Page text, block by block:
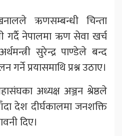
खनालले ऋणसम्बन्धी चिन्ता
गर्दै नेपालमा ऋण सेवा खर्च
सुरेन्द्र पाण्डेले बन्द
गर्ने प्रयासमाथि प्रश्न उठाए।
अध्यक्ष अञ्जन श्रेष्ठले
देश दीर्घकालमा जनशक्ति
दिए।